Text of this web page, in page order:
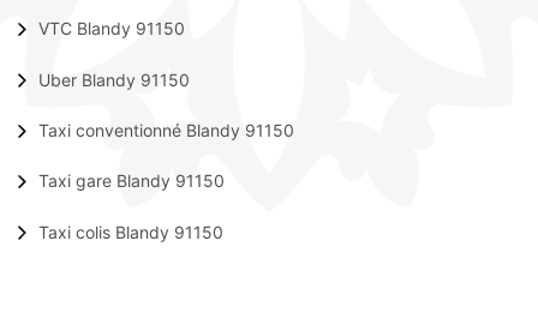
VTC Blandy 91150
Uber Blandy 91150
Taxi conventionné Blandy 91150
Taxi gare Blandy 91150
Taxi colis Blandy 91150